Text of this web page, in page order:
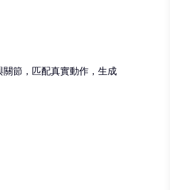
關節，匹配真實動作，生成